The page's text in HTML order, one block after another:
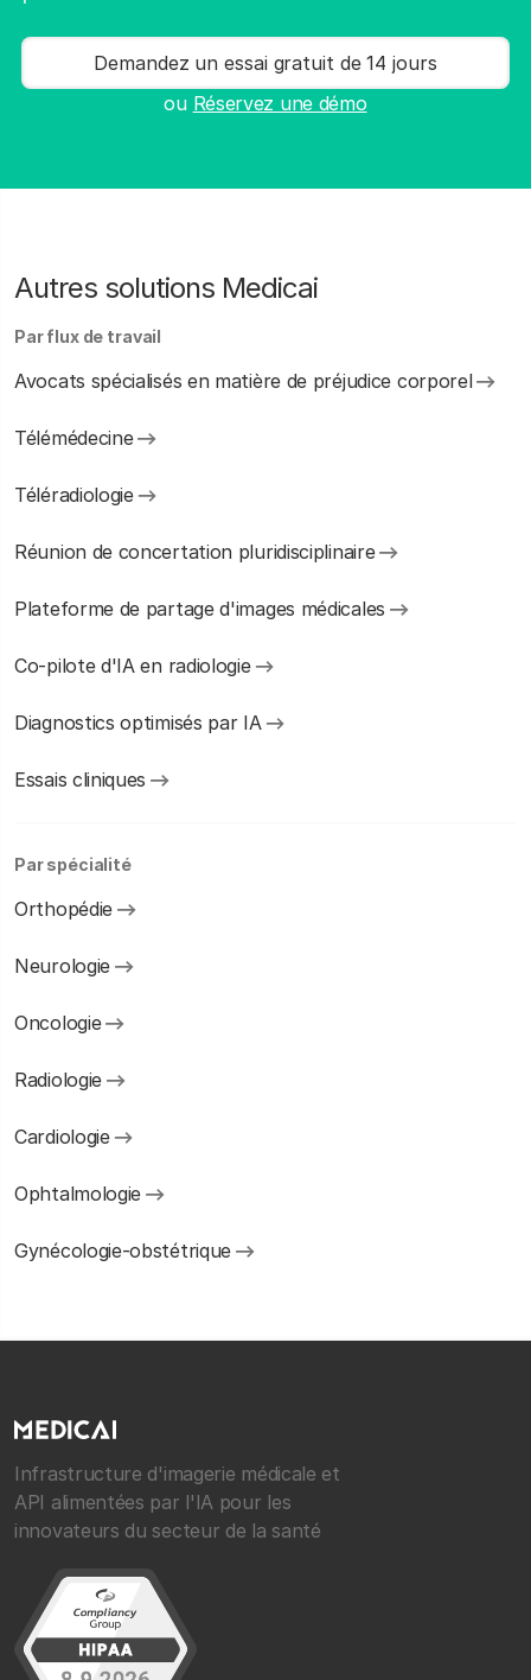
Demandez un essai gratuit de 14 jours
ou Réservez une démo
Autres solutions Medicai
Par flux de travail
Avocats spécialisés en matière de préjudice corporel
Télémédecine
Téléradiologie
Réunion de concertation pluridisciplinaire
Plateforme de partage d'images médicales
Co-pilote d'IA en radiologie
Diagnostics optimisés par IA
Essais cliniques
Par spécialité
Orthopédie
Neurologie
Oncologie
Radiologie
Cardiologie
Ophtalmologie
Gynécologie-obstétrique
Infrastructure d'imagerie médicale et
API alimentées par l'IA pour les
innovateurs du secteur de la santé